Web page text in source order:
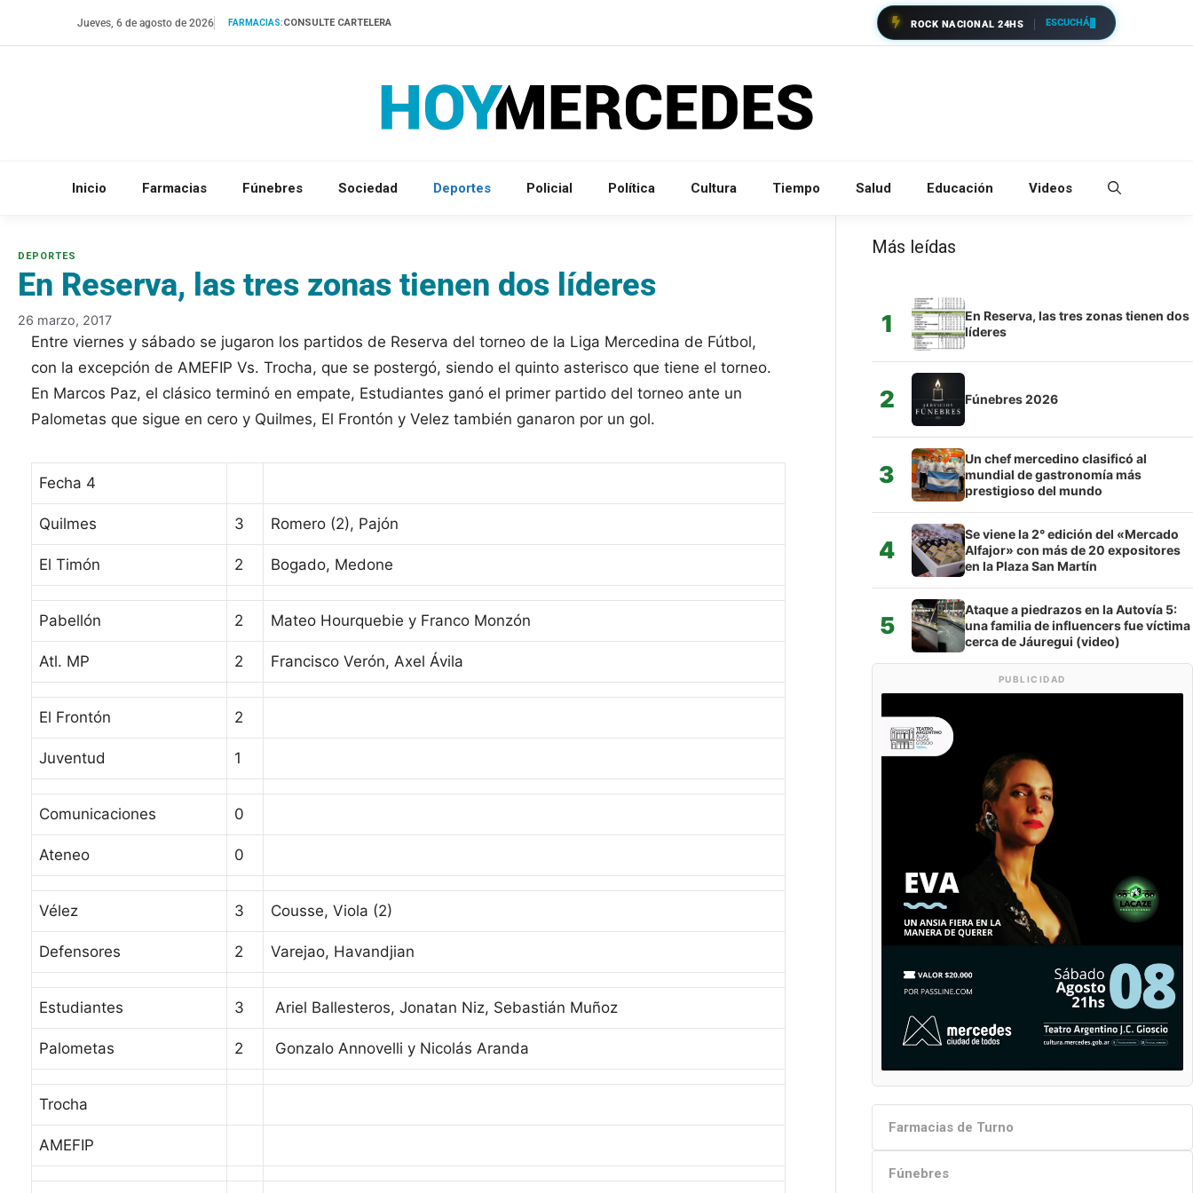
Jueves, 6 de agosto de 2026 FARMACIAS:CONSULTE CARTELERA ROCK NACIONAL 24HS ESCUCHÁ
Inicio Farmacias Fúnebres Sociedad Deportes Policial Política Cultura Tiempo Salud Educación Videos
En Reserva, las tres zonas tienen dos líderes
26 marzo, 2017
Entre viernes y sábado se jugaron los partidos de Reserva del torneo de la Liga Mercedina de Fútbol,
con la excepción de AMEFIP Vs. Trocha, que se postergó, siendo el quinto asterisco que tiene el torneo.
En Marcos Paz, el clásico terminó en empate, Estudiantes ganó el primer partido del torneo ante un
Palometas que sigue en cero y Quilmes, El Frontón y Velez también ganaron por un gol.
Fecha 4
Quilmes 3 Romero (2), Pajón
El Timón 2 Bogado, Medone
Pabellón 2 Mateo Hourquebie y Franco Monzón
Atl. MP 2 Francisco Verón, Axel Ávila
El Frontón 2
Juventud 1
Comunicaciones 0
Ateneo 0
Vélez 3 Cousse, Viola (2)
Defensores 2 Varejao, Havandjian
Estudiantes 3 Ariel Ballesteros, Jonatan Niz, Sebastián Muñoz
Palometas 2 Gonzalo Annovelli y Nicolás Aranda
Trocha
AMEFIP
Más leídas
1
En Reserva, las tres zonas tienen dos
líderes
2 Fúnebres 2026
3
Un chef mercedino clasificó al
mundial de gastronomía más
prestigioso del mundo
4
Se viene la 2° edición del «Mercado
Alfajor» con más de 20 expositores
en la Plaza San Martín
5
Ataque a piedrazos en la Autovía 5:
una familia de influencers fue víctima
cerca de Jáuregui (video)
PUBLICIDAD
Farmacias de Turno
Fúnebres